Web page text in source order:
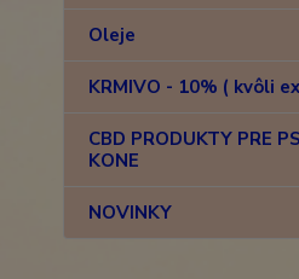
Oleje
KRMIVO - 10% ( kvôli
CBD PRODUKTY PRE
KONE
NOVINKY